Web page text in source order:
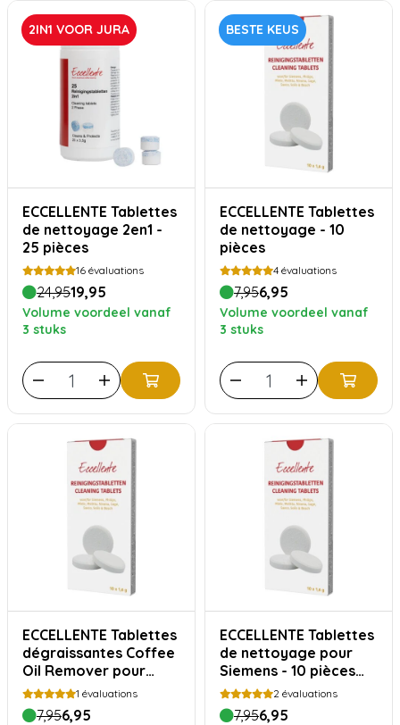
2IN1 VOOR JURA
ECCELLENTE Tablettes
de nettoyage 2en1 -
25 pièces
16 évaluations
24,9519,95
Volume voordeel vanaf
3 stuks
BESTE KEUS
ECCELLENTE Tablettes
de nettoyage - 10
pièces
4 évaluations
7,956,95
Volume voordeel vanaf
3 stuks
ECCELLENTE Tablettes
dégraissantes Coffee
Oil Remover pour
Philips Saeco - 10
pièces
1 évaluations
7,956,95
ECCELLENTE Tablettes
de nettoyage pour
Siemens - 10 pièces
TZ80001 | TZ60001
2 évaluations
7,956,95